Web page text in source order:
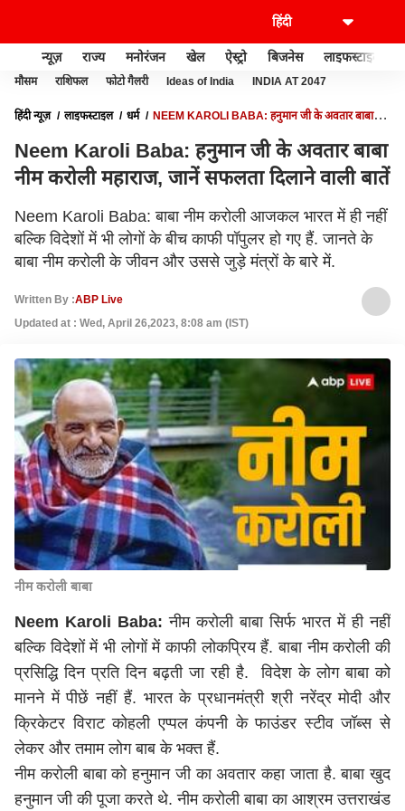
न्यूज़ राज्य मनोरंजन खेल ऐस्ट्रो बिजनेस लाइफस्टाइल
मौसम राशिफल फोटो गैलरी Ideas of India INDIA AT 2047
हिंदी न्यूज़ लाइफस्टाइल धर्म
NEEM KAROLI BABA: हनुमान जी के अवतार बाबा
Neem Karoli Baba: हनुमान जी के अवतार बाबा
नीम करोली महाराज, जानें सफलता दिलाने वाली बातें
Neem Karoli Baba: बाबा नीम करोली आजकल भारत में ही नहीं
बल्कि विदेशों में भी लोगों के बीच काफी पॉपुलर हो गए हैं. जानते के
बाबा नीम करोली के जीवन और उससे जुड़े मंत्रों के बारे में.
Written By :ABP Live
Updated at : Wed, April 26,2023, 8:08 am (IST)
नीम करोली बाबा
Neem Karoli Baba: नीम करोली बाबा सिर्फ भारत में ही नहीं
बल्कि विदेशों में भी लोगों में काफी लोकप्रिय हैं. बाबा नीम करोली की
प्रसिद्धि दिन प्रति दिन बढ़ती जा रही है. विदेश के लोग बाबा को
मानने में पीछें नहीं हैं. भारत के प्रधानमंत्री श्रीनरेंद्र मोदीऔर
क्रिकेटर विराट कोहली एप्पल कंपनी के फाउंडर स्टीव जॉब्स से
लेकर और तमाम लोग बाब के भक्त हैं.
नीम करोली बाबा को हनुमान जी का अवतार कहा जाता है. बाबा खुद
हनुमान जी की पूजा करते थे. नीम करोली बाबा का आश्रम उत्तराखंड